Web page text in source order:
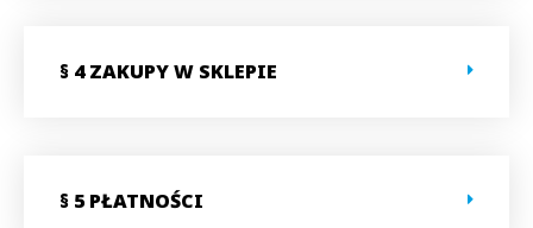
§ 4 ZAKUPY W SKLEPIE
§ 5 PŁATNOŚCI